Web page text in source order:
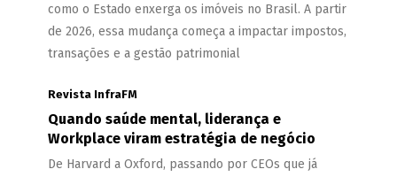
como o Estado enxerga os imóveis no Brasil. A partir
de 2026, essa mudança começa a impactar impostos,
transações e a gestão patrimonial
Revista InfraFM
Quando saúde mental, liderança e
Workplace viram estratégia de negócio
De Harvard a Oxford, passando por CEOs que já